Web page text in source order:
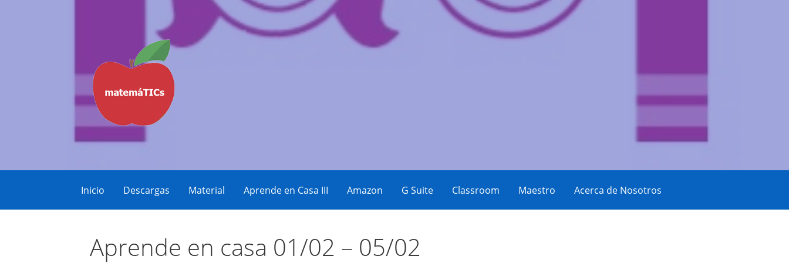
MatemáTICs
Matemáticas, Educación, YouTube Videos
Inicio Descargas Material Aprende en Casa III Amazon G Suite Classroom Maestro Acerca de Nosotros
Aprende en casa 01/02 – 05/02